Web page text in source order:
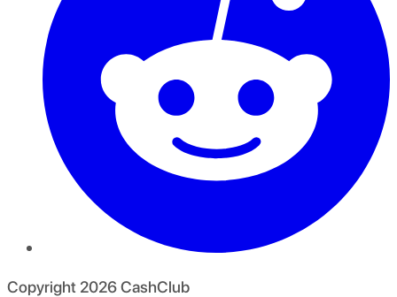
Copyright 2026CashClub